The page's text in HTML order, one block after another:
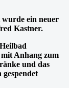
wurde ein neuer
Kastner.
Anhang zum
und das